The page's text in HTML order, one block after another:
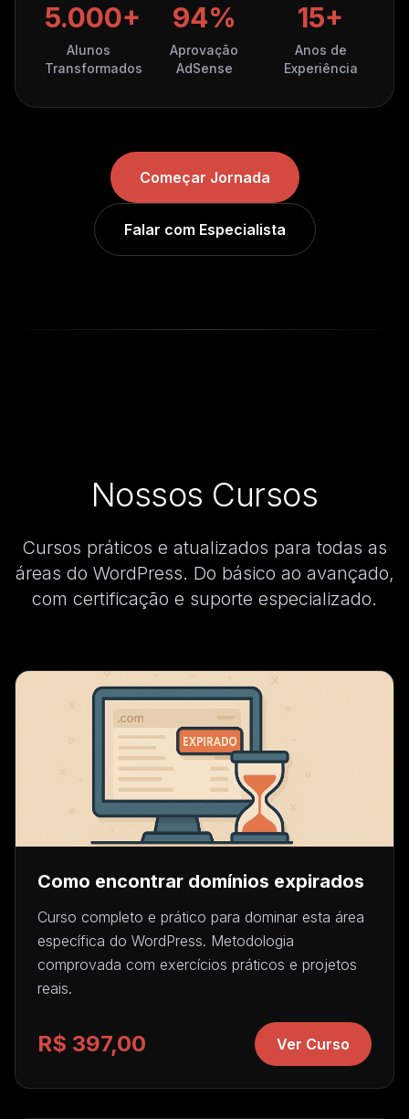
5.000+
Alunos
Transformados
94%
Aprovação
AdSense
15+
Anos de
Experiência
Começar Jornada
Falar com Especialista
Nossos Cursos
Cursos práticos e atualizados para todas as
áreas do WordPress. Do básico ao avançado,
com certificação e suporte especializado.
Como encontrar domínios expirados
Curso completo e prático para dominar esta área
específica do WordPress. Metodologia
comprovada com exercícios práticos e projetos
reais.
R$ 397,00 Ver Curso